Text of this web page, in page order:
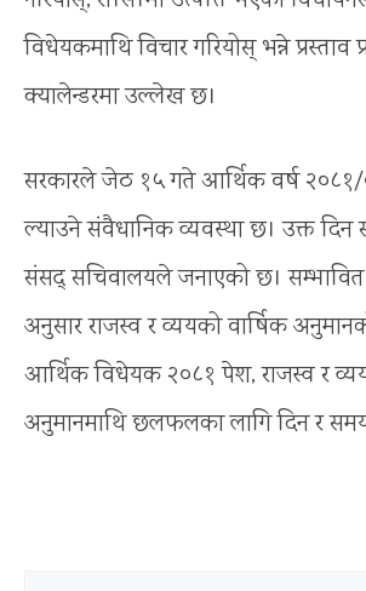
विधेयकमाथि विचार गरियोस् भन्ने प्रस्ताव
क्यालेन्डरमा उल्लेख छ।
सरकारले जेठ १५ गते आर्थिक वर्ष
ल्याउने संवैधानिक व्यवस्था छ। उक्त
संसद् सचिवालयले जनाएको छ। सम्भावित
अनुसार राजस्व र व्ययको वार्षिक
आर्थिक विधेयक २०८१ पेश, राजस्व र
अनुमानमाथि छलफलका लागि दिन र